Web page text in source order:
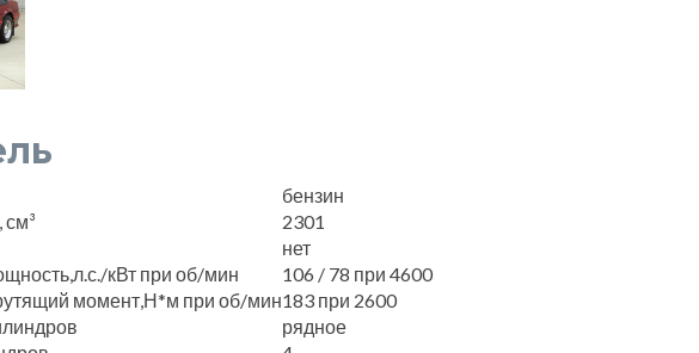
бензин
2301
нет
кВт при об/мин
106 / 78 при 4600
момент,Н*м при об/мин183 при 2600
рядное